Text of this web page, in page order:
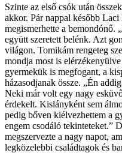
Szinte az első csók után
akkor. Pár nappal később
megismerhette a bemondónő.
együtt szeretett belénk. Azt
világon. Tomikám rengeteg
mondja most is
gyermekük is megfogant, a
házasodjanak össze. „Én
Neki már volt egy nagy
érdekelt. Kislányként sem
pedig bőven kiélvezhettem a
engem csodáló tekinteteket.”
megszervezte a nagy napot,
legközelebbi családtagok és